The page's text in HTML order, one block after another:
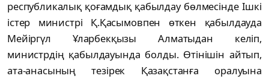
республикалық қоғамдық қабылдау бөлмесінде Ішкі
істер министрі Қ.Қасымовпен өткен қабылдауда
Мейіргүл Ұларбекқызы Алматыдан келіп,
министрдің қабылдауында болды. Өтінішін айтып,
ата-анасының тезірек Қазақстанға оралуына